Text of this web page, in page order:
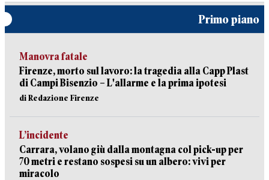
Primo piano
Manovra fatale
Firenze, morto sul lavoro: la tragedia alla Capp Plast
di Campi Bisenzio – L'allarme e la prima ipotesi
di Redazione Firenze
L’incidente
Carrara, volano giù dalla montagna col pick-up per
70 metri e restano sospesi su un albero: vivi per
miracolo